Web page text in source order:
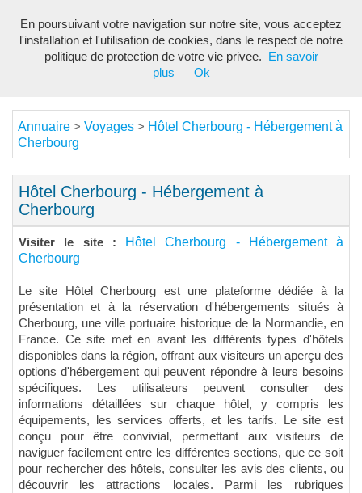
Annuaire > Voyages > Hôtel Cherbourg - Hébergement à
Cherbourg
Hôtel Cherbourg - Hébergement à
Cherbourg
Visiter le site :
Hôtel Cherbourg - Hébergement à
Cherbourg
Le site Hôtel Cherbourg est une plateforme dédiée à la
présentation et à la réservation d'hébergements situés à
Cherbourg, une ville portuaire historique de la Normandie, en
France. Ce site met en avant les différents types d'hôtels
disponibles dans la région, offrant aux visiteurs un aperçu des
options d'hébergement qui peuvent répondre à leurs besoins
spécifiques. Les utilisateurs peuvent consulter des
informations détaillées sur chaque hôtel, y compris les
équipements, les services offerts, et les tarifs. Le site est
conçu pour être convivial, permettant aux visiteurs de
naviguer facilement entre les différentes sections, que ce soit
pour rechercher des hôtels, consulter les avis des clients, ou
découvrir les attractions locales. Parmi les rubriques
En poursuivant votre navigation sur notre site, vous acceptez
l'installation et l'utilisation de cookies, dans le respect de notre
politique de protection de votre vie privee.
En savoir
plus
Ok